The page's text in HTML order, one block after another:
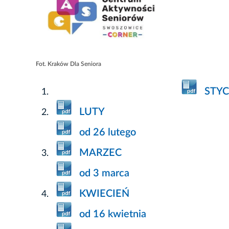
Fot. Kraków Dla Seniora
LUTY
od 26 lutego
MARZEC
od 3 marca
KWIECIEŃ
od 16 kwietnia